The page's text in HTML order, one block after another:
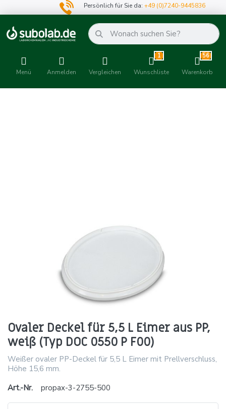
Persönlich für Sie da:+49 (0)7240-9445836
Menü Anmelden Vergleichen
1
Wunschliste
56
Warenkorb
Ovaler Deckel für 5,5 L Eimer aus PP,
weiß (Typ DOC 0550 P F00)
Weißer ovaler PP-Deckel für 5,5 L Eimer mit Prellverschluss,
Höhe 15,6 mm.
Art.-Nr.
propax-3-2755-500